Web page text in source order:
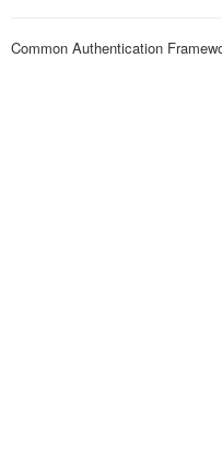
Common Authentication